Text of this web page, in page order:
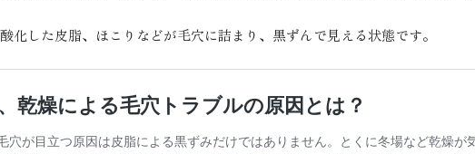
化した皮脂、ほこりなどが毛穴に詰まり、黒ずんで見える状態です。